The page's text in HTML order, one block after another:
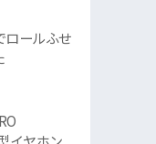
ロールふせ